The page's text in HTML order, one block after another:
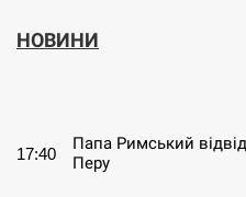
НОВИНИ
17:40
Папа Римський
Перу